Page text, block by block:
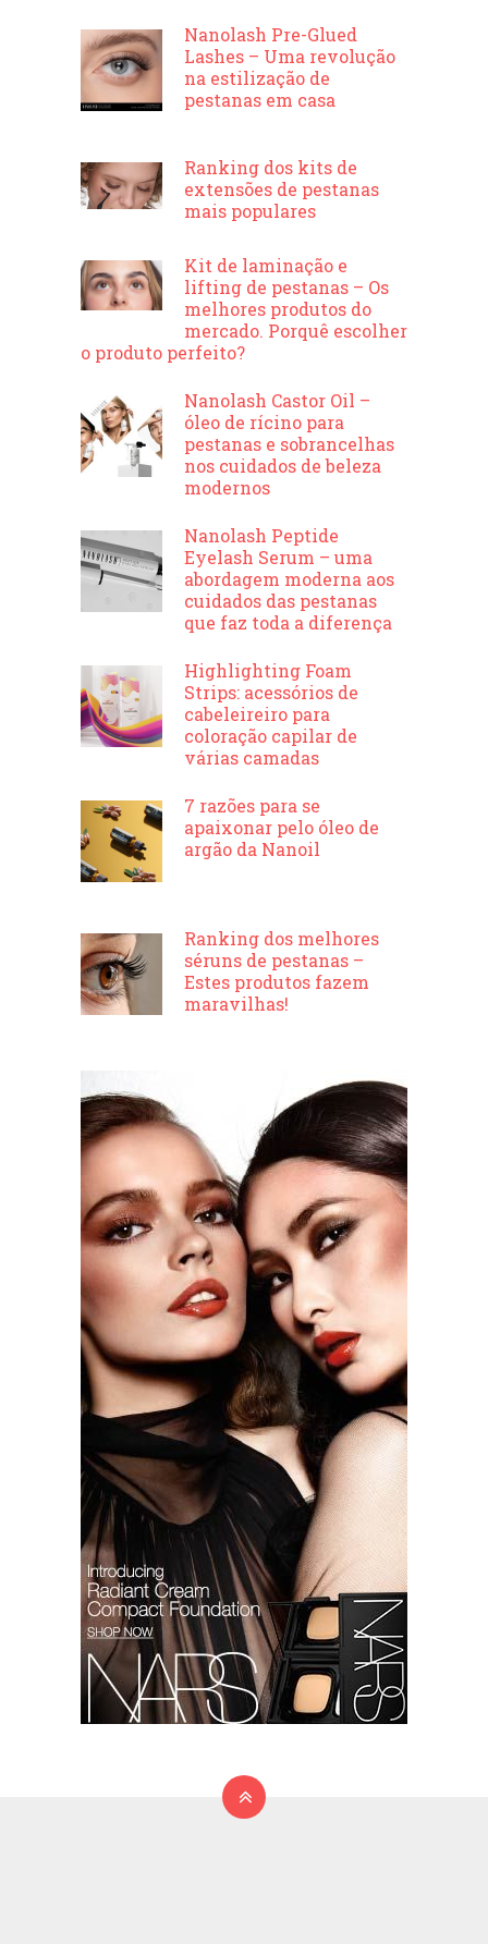
Nanolash Pre-Glued
Lashes – Uma revolução
na estilização de
pestanas em casa
Ranking dos kits de
extensões de pestanas
mais populares
Kit de laminação e
lifting de pestanas – Os
melhores produtos do
mercado. Porquê escolher
o produto perfeito?
Nanolash Castor Oil –
óleo de rícino para
pestanas e sobrancelhas
nos cuidados de beleza
modernos
Nanolash Peptide
Eyelash Serum – uma
abordagem moderna aos
cuidados das pestanas
que faz toda a diferença
Highlighting Foam
Strips: acessórios de
cabeleireiro para
coloração capilar de
várias camadas
7 razões para se
apaixonar pelo óleo de
argão da Nanoil
Ranking dos melhores
séruns de pestanas –
Estes produtos fazem
maravilhas!